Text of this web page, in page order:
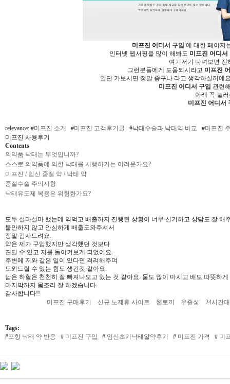
미프진 어디서 구입 에 대한 페이지
인터넷 웹서핑을 많이 해봐도 미프진 어디서
여기저기 다녀보면 전
그런분들에게 도움되시라고 미프진
일단 가보시면 정말 좋구나 라고 생각하실꺼에
미프진 어디서 구입 관련
아래 꼭 눌
미프진 어디서
relevance: #미프진 소개 #미프진 고객후기글 #낙태수술과 낙태약 비교 #미프진
미프진 사용후기
Contents
의약품 낙태는 무엇입니까?
스스로 의약품에 의한 낙태를 시행하기는 어려운가요?
미프진 / 임신 중절 약 / 낙태 약
중절수술 주의사항
낙태유도제 복용은 위험한가요?
모두 설마설마 했는데 약먹고 배출까지 진행된 상황이 너무 신기하고 상담도 잘 해
불안하지 않고 안심하게 배출도와주셔서
정말 감사드려요.
약은 제가 구입했지만 생각했던 것보다
견딜 수 있고 저를 돌이켜보게 되었어요.
주변에 저와 같은 일이 있다면 격려해주며
도와드릴 수 있는 힘도 생긴것 같아요.
남은 하혈은 천천히 잘 빠져나오고 있는 것 같아요. 물도 많이 마시고 배도 따뜻하
마지막까지 몸조리 잘 하겠습니다.
감사합니다!!
미프진 구매후기
신규 노제휴 사이트 웹토끼 우즐성 24시간
Tags:
#포항 낙태 약 반응 # 미프진 구입 # 임­신초기낙­태알­약후기 # 미프진 가격 # 미